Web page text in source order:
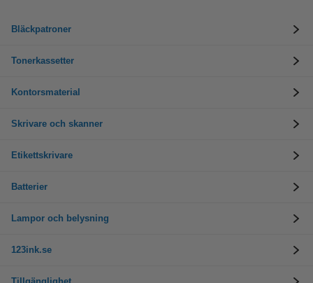
Bläckpatroner
Tonerkassetter
Kontorsmaterial
Skrivare och skanner
Etikettskrivare
Batterier
Lampor och belysning
123ink.se